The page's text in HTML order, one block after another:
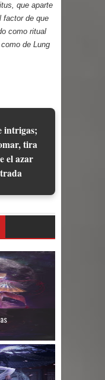
que aparte
factor de que
como ritual
de Lung
intrigas;
tira
el azar